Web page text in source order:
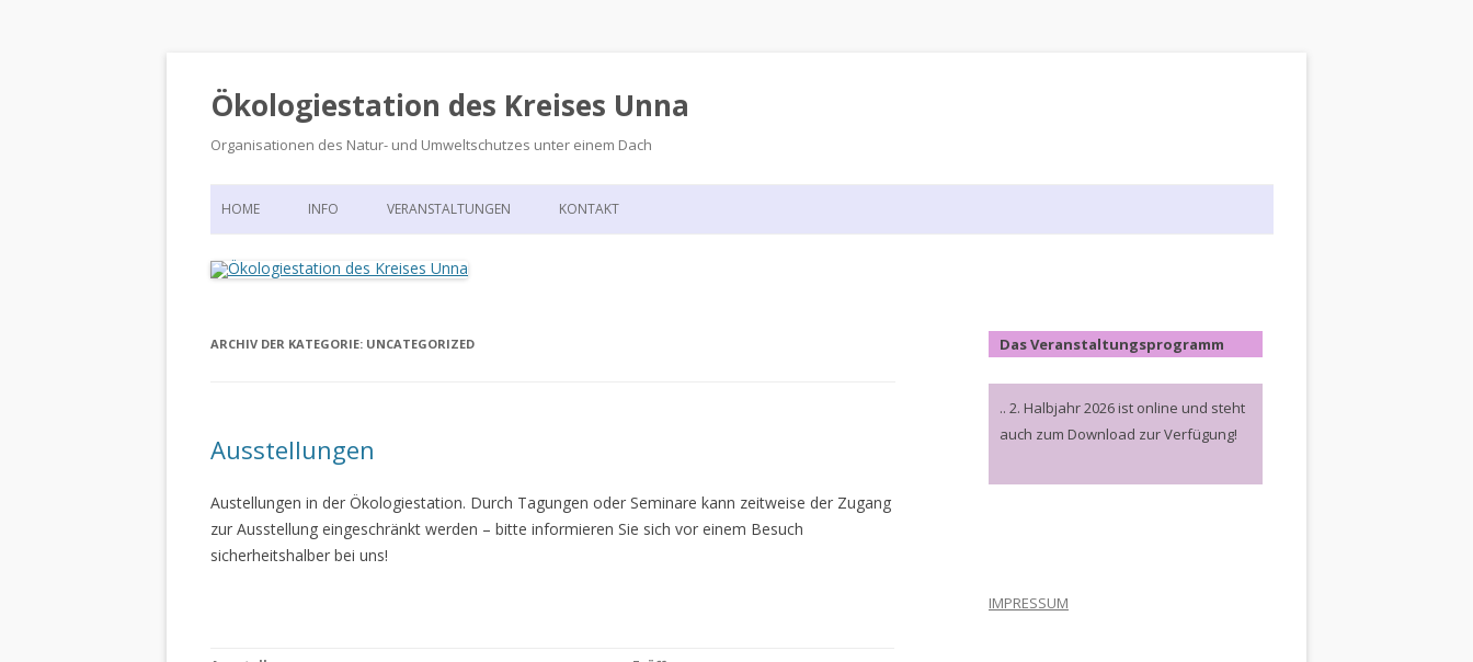
Ökologiestation des Kreises Unna
Organisationen des Natur- und Umweltschutzes unter einem Dach
Zum
HOME INFO VERANSTALTUNGEN KONTAKT
ARCHIV DER KATEGORIE: UNCATEGORIZED
Ausstellungen
Austellungen in der Ökologiestation. Durch Tagungen oder Seminare kann zeitweise der Zugang
zur Ausstellung eingeschränkt werden – bitte informieren Sie sich vor einem Besuch
sicherheitshalber bei uns!
Das Veranstaltungsprogramm
.. 2. Halbjahr 2026 ist online und steht
auch zum Download zur Verfügung!
IMPRESSUM